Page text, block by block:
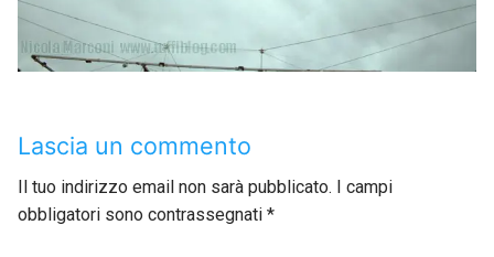
Lascia un commento
Il tuo indirizzo email non sarà pubblicato.
I campi
obbligatori sono contrassegnati *